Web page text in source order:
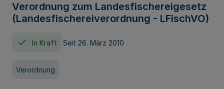
Verordnung zum Landesfischereigesetz
(Landesfischereiverordnung - LFischVO)
In Kraft Seit 26. März 2010
Verordnung